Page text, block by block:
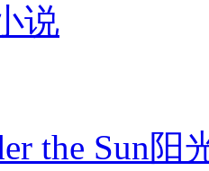
说
the Sun阳